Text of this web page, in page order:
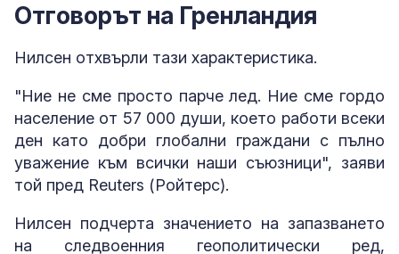
Отговорът на Гренландия
Нилсен отхвърли тази характеристика.
"Ние не сме просто парче лед. Ние сме гордо
население от 57 000 души, което работи всеки
ден като добри глобални граждани с пълно
уважение към всички наши съюзници", заяви
той пред Reuters (Ройтерс).
Нилсен подчерта значението на запазването
на следвоенния геополитически ред,